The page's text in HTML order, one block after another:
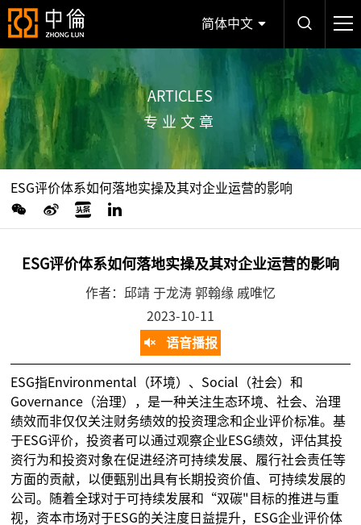
简体中文
ARTICLES
专业文章
ESG评价体系如何落地实操及其对企业运营的影响
ESG评价体系如何落地实操及其对企业运营的影响
作者：邱靖 于龙涛 郭翰缘 戚唯忆
2023-10-11
语音播报
ESG指Environmental（环境）、Social（社会）和
Governance（治理），是一种关注生态环境、社会、治理
绩效而非仅仅关注财务绩效的投资理念和企业评价标准。基
于ESG评价，投资者可以通过观察企业ESG绩效，评估其投
资行为和投资对象在促进经济可持续发展、履行社会责任等
方面的贡献，以便甄别出具有长期投资价值、可持续发展的
公司。随着全球对于可持续发展和“双碳"目标的推进与重
视，资本市场对于ESG的关注度日益提升，ESG企业评价体